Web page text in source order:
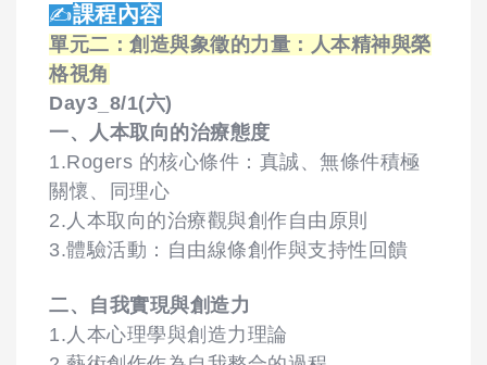
✍️課程內容
單元二：創造與象徵的力量：人本精神與榮
格視角
Day3_8/1(六)
一、人本取向的治療態度
1.Rogers 的核心條件：真誠、無條件積極
關懷、同理心
2.人本取向的治療觀與創作自由原則
3.體驗活動：自由線條創作與支持性回饋
二、自我實現與創造力
1.人本心理學與創造力理論